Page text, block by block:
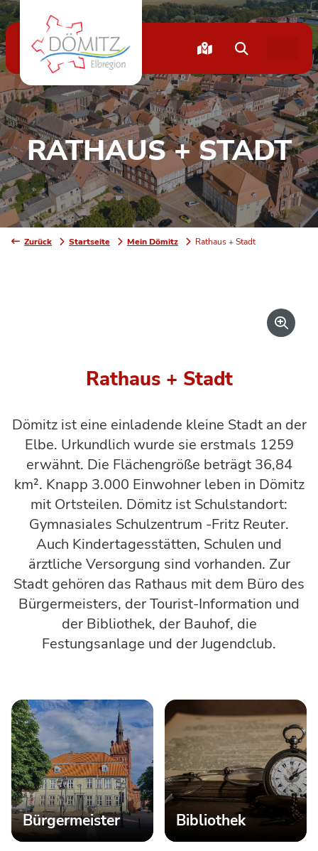
RATHAUS + STADT
Zurück Startseite Mein Dömitz Rathaus + Stadt
Rathaus + Stadt
Dömitz ist eine einladende kleine Stadt an der
Elbe. Urkundlich wurde sie erstmals 1259
erwähnt. Die Flächengröße beträgt 36,84
km². Knapp 3.000 Einwohner leben in Dömitz
mit Ortsteilen. Dömitz ist Schulstandort:
Gymnasiales Schulzentrum -Fritz Reuter.
Auch Kindertagesstätten, Schulen und
ärztliche Versorgung sind vorhanden. Zur
Stadt gehören das Rathaus mit dem Büro des
Bürgermeisters, der Tourist-Information und
der Bibliothek, der Bauhof, die
Festungsanlage und der Jugendclub.
Bürgermeister Bibliothek